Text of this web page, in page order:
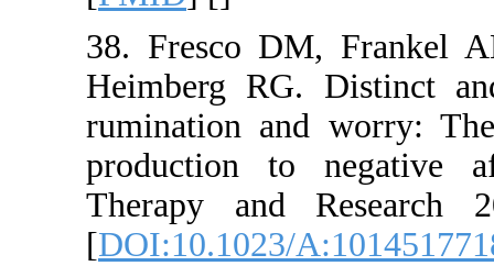
38.
Heimberg
Therapy
[